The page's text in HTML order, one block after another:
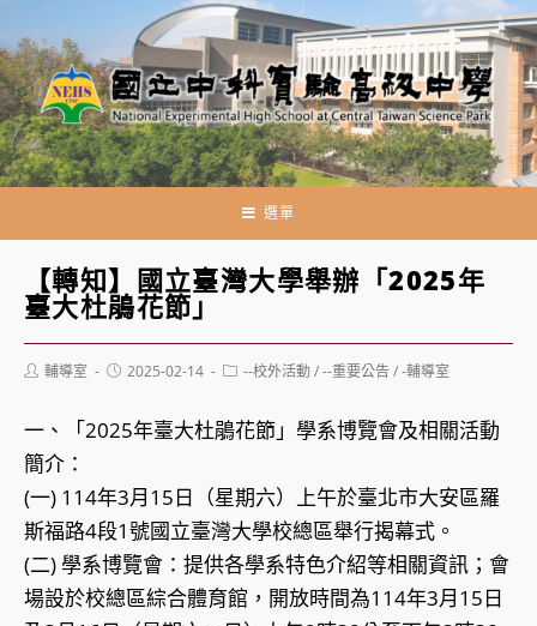
轉
至
主
要
內
選單
【轉知】國立臺灣大學舉辦「2025年
臺大杜鵑花節」
Post輔導室
Post2025-02-14
Post--校外活動/--重要公告/-輔導室
一、「2025年臺大杜鵑花節」學系博覽會及相關活動
簡介：
(一) 114年3月15日（星期六）上午於臺北市大安區羅
斯福路4段1號國立臺灣大學校總區舉行揭幕式。
(二) 學系博覽會：提供各學系特色介紹等相關資訊；會
場設於校總區綜合體育館，開放時間為114年3月15日